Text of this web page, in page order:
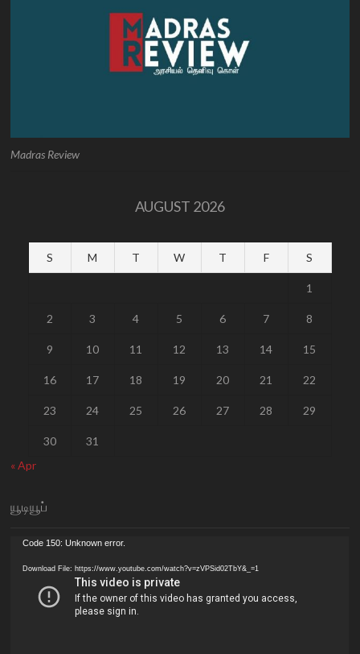
Madras Review
AUGUST 2026
S M T W T F S
1
2 3 4 5 6 7 8
9 10 11 12 13 14 15
16 17 18 19 20 21 22
23 24 25 26 27 28 29
30
31
« Apr
யூடியூப்
Video
Code 150: Unknown error.
Download File: https://www.youtube.com/watch?v=zVPSid02TbY&_=1